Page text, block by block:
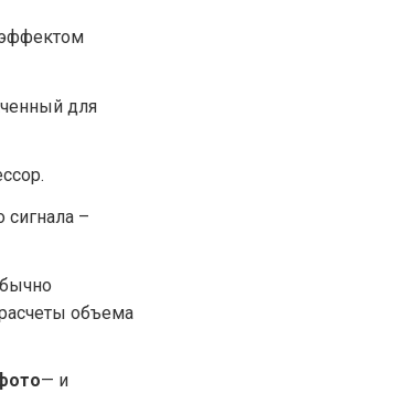
эффектом
для
–
объема
— и